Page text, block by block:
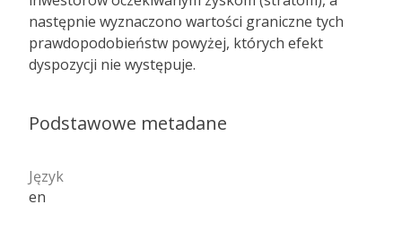
następnie wyznaczono wartości graniczne tych
prawdopodobieństw powyżej, których efekt
dyspozycji nie występuje.
Podstawowe metadane
Język
en